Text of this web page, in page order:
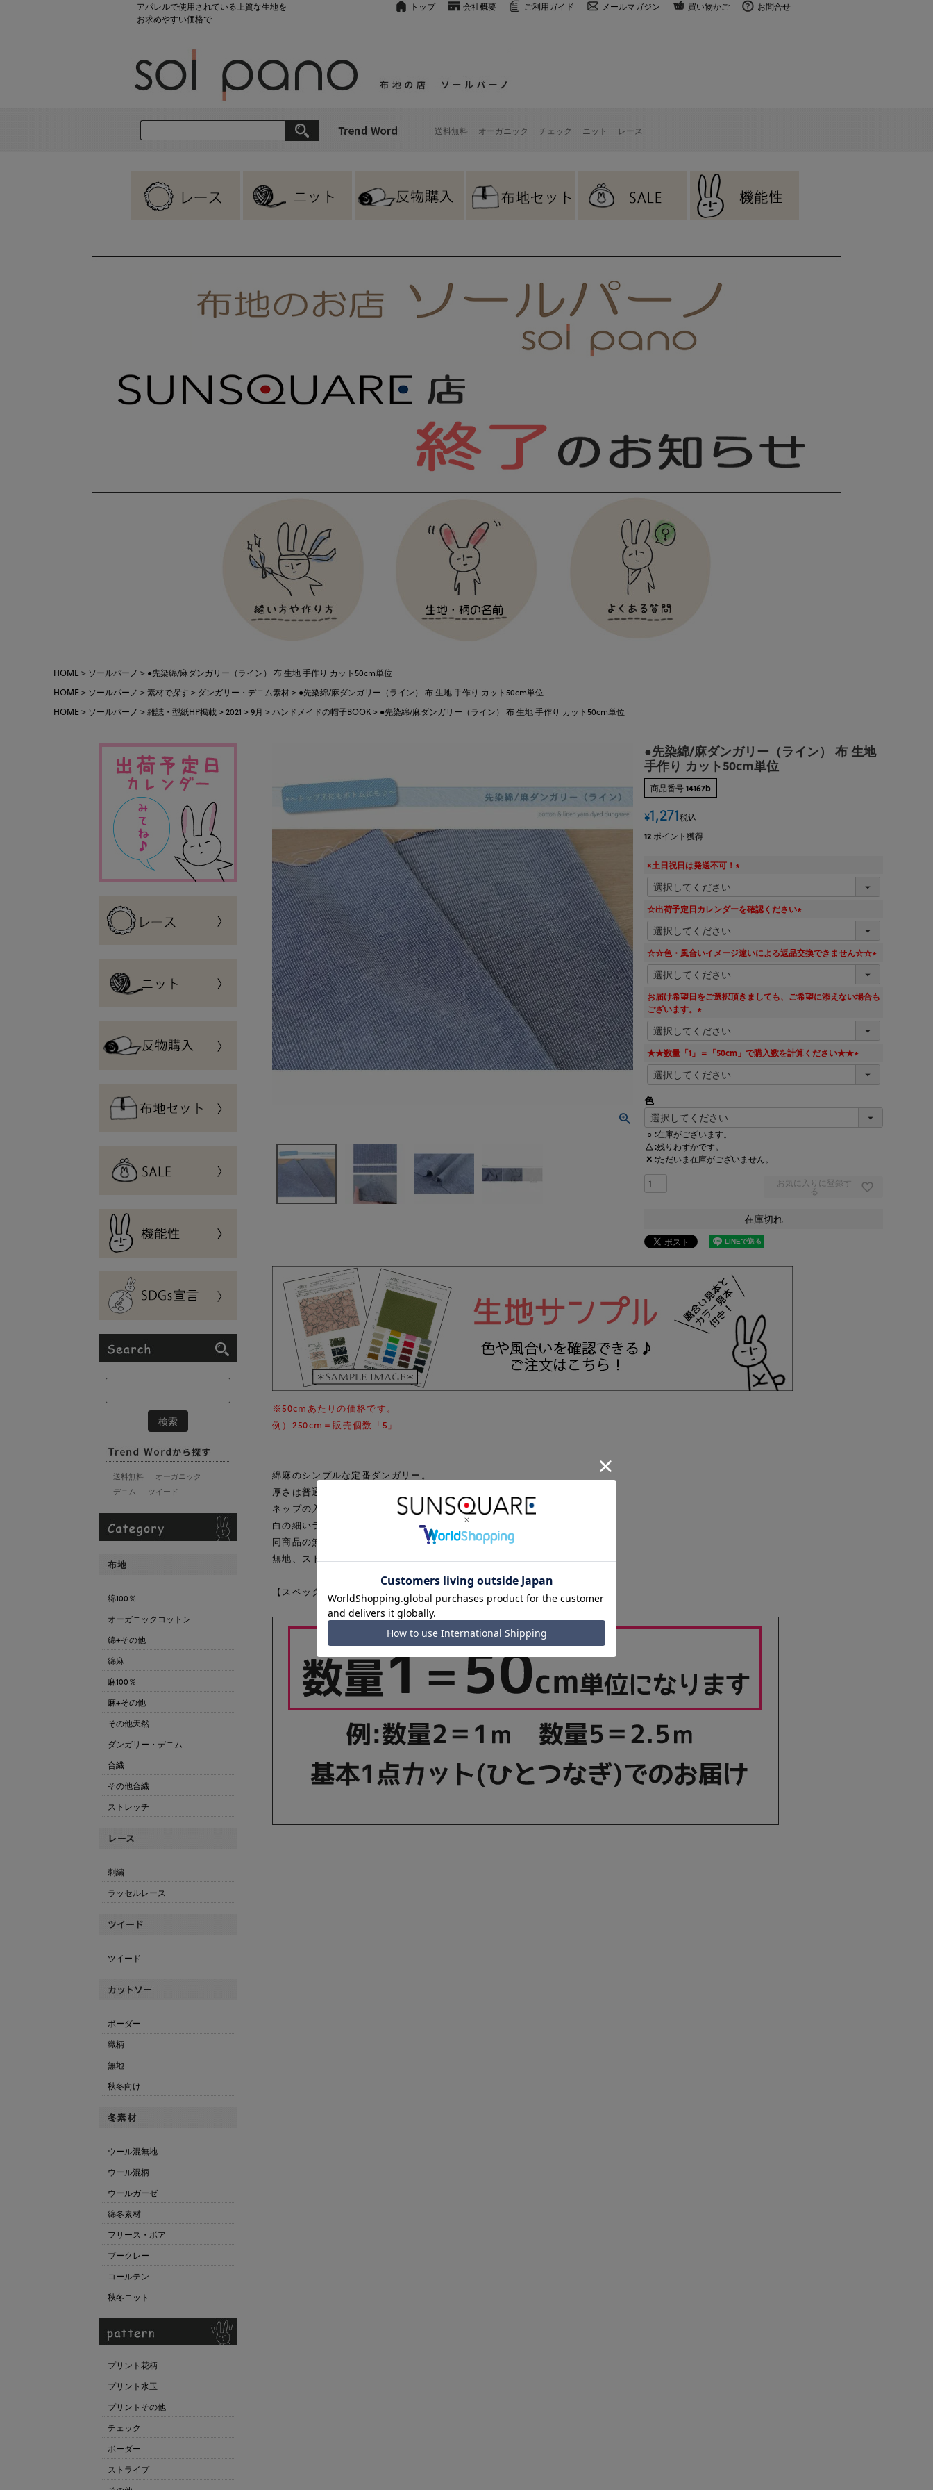
アパレルで使用されている上質な生地を
お求めやすい価格で
トップ 会社概要 ご利用ガイド メールマガジン 買い物かご お問合せ
送料無料 オーガニック チェック ニット レース
HOME ソールパーノ
●先染綿/麻ダンガリー（ライン） 布 生地 手作り カット50cm単位
HOME
ソールパーノ 素材で探す ダンガリー・デニム素材
●先染綿/麻ダンガリー（ライン） 布 生地 手作り カット50cm単位
HOME
ソールパーノ 雑誌・型紙HP掲載 2021 9月 ハンドメイドの帽子BOOK ●先染綿/麻ダンガリー（ライン） 布 生地 手作り カット50cm単位
送料無料
オーガニック
デニム
ツイード
綿100％
オーガニックコットン
綿+その他
綿麻
麻100％
麻+その他
その他天然
ダンガリー・デニム
合繊
その他合繊
ストレッチ
刺繍
ラッセルレース
ツイード
ボーダー
織柄
無地
秋冬向け
ウール混無地
ウール混柄
ウールガーゼ
綿冬素材
フリース・ボア
ブークレー
コールテン
秋冬ニット
プリント花柄
プリント水玉
プリントその他
チェック
ボーダー
ストライプ
●先染綿/麻ダンガリー（ライン） 布 生地
手作り カット50cm単位
商品番号14167b
¥1,271税込
12ポイント獲得
×土日祝日は発送不可！
(
必
須
)
☆出荷予定日カレンダーを確認ください
(
必
須
)
☆☆色・風合いイメージ違いによる返品交換できません☆☆
(
必
須
お届け希望日をご選択頂きましても、ご希望に添えない場合も
ございます。
(
必
須
)
★★数量「1」＝「50cm」で購入数を計算ください★★
(
必
)
色
○ 在庫がございます。
△ 残りわずかです。
✕ ただいま在庫がございません。
お気に入りに登録す
る
在庫切れ
※50cmあたりの価格です。
例）250cm＝販売個数「5」
綿麻のシンプルな定番ダンガリー。
厚さは普通のシャツ地ほどで透け感もなく扱いやすい生地です。
ネップの入ったナチュラル感で、トップス・ボトムどちらでもおしゃれです。
白の細いラインが入っています。
同商品の無地・ストライプもあります。
無地
ストライプ
【スペック】コットン70% 麻30% 巾：140cm